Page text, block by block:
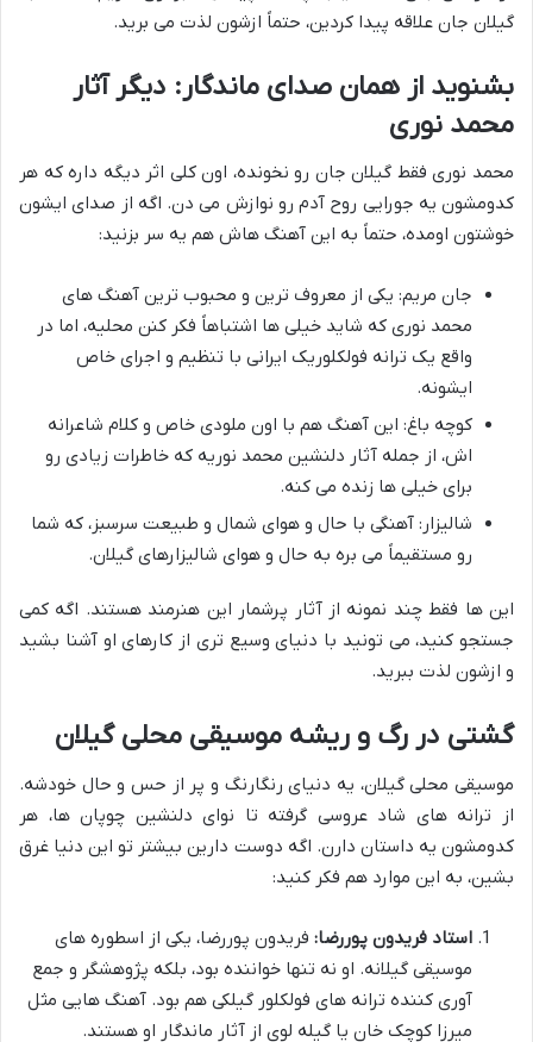
گیلان جان علاقه پیدا کردین، حتماً ازشون لذت می برید.
بشنوید از همان صدای ماندگار: دیگر آثار
محمد نوری
محمد نوری فقط گیلان جان رو نخونده، اون کلی اثر دیگه داره که هر
کدومشون یه جورایی روح آدم رو نوازش می دن. اگه از صدای ایشون
خوشتون اومده، حتماً به این آهنگ هاش هم یه سر بزنید:
جان مریم: یکی از معروف ترین و محبوب ترین آهنگ های
محمد نوری که شاید خیلی ها اشتباهاً فکر کنن محلیه، اما در
واقع یک ترانه فولکلوریک ایرانی با تنظیم و اجرای خاص
ایشونه.
کوچه باغ: این آهنگ هم با اون ملودی خاص و کلام شاعرانه
اش، از جمله آثار دلنشین محمد نوریه که خاطرات زیادی رو
برای خیلی ها زنده می کنه.
شالیزار: آهنگی با حال و هوای شمال و طبیعت سرسبز، که شما
رو مستقیماً می بره به حال و هوای شالیزارهای گیلان.
این ها فقط چند نمونه از آثار پرشمار این هنرمند هستند. اگه کمی
جستجو کنید، می تونید با دنیای وسیع تری از کارهای او آشنا بشید
و ازشون لذت ببرید.
گشتی در رگ و ریشه موسیقی محلی گیلان
موسیقی محلی گیلان، یه دنیای رنگارنگ و پر از حس و حال خودشه.
از ترانه های شاد عروسی گرفته تا نوای دلنشین چوپان ها، هر
کدومشون یه داستان دارن. اگه دوست دارین بیشتر تو این دنیا غرق
بشین، به این موارد هم فکر کنید:
استاد فریدون پوررضا: فریدون پوررضا، یکی از اسطوره های
موسیقی گیلانه. او نه تنها خواننده بود، بلکه پژوهشگر و جمع
آوری کننده ترانه های فولکلور گیلکی هم بود. آهنگ هایی مثل
میرزا کوچک خان یا گیله لوی از آثار ماندگار او هستند.